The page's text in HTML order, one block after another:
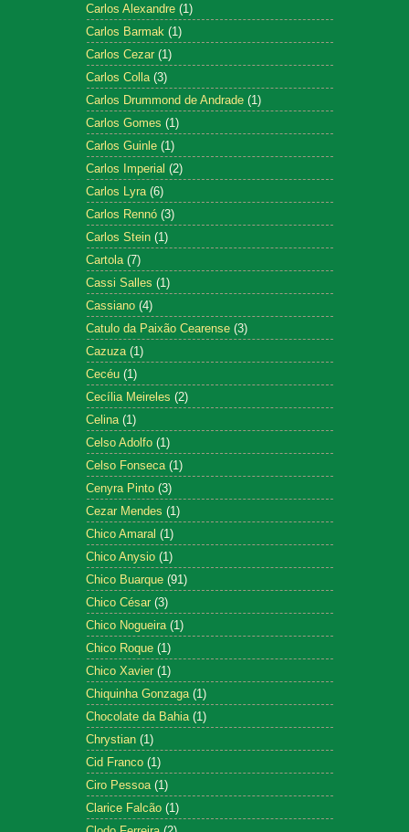
Carlos Alexandre (1)
Carlos Barmak (1)
Carlos Cezar (1)
Carlos Colla (3)
Carlos Drummond de Andrade (1)
Carlos Gomes (1)
Carlos Guinle (1)
Carlos Imperial (2)
Carlos Lyra (6)
Carlos Rennó (3)
Carlos Stein (1)
Cartola (7)
Cassi Salles (1)
Cassiano (4)
Catulo da Paixão Cearense (3)
Cazuza (1)
Cecéu (1)
Cecília Meireles (2)
Celina (1)
Celso Adolfo (1)
Celso Fonseca (1)
Cenyra Pinto (3)
Cezar Mendes (1)
Chico Amaral (1)
Chico Anysio (1)
Chico Buarque (91)
Chico César (3)
Chico Nogueira (1)
Chico Roque (1)
Chico Xavier (1)
Chiquinha Gonzaga (1)
Chocolate da Bahia (1)
Chrystian (1)
Cid Franco (1)
Ciro Pessoa (1)
Clarice Falcão (1)